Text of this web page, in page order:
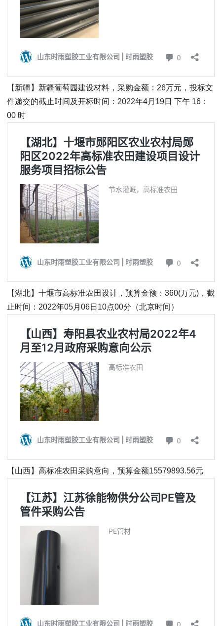
【新疆】新疆葡萄园建设材料，采购金额：26万元，投标文
件递交的截止时间及开标时间：2022年4月19日 下午 16：
00 时
【湖北】十堰市高标准农田设计，预算金额：360(万元)，截
止时间：2022年05月06日10点00分（北京时间）
【山西】高标准农田采购意向，预算金额15579893.56元